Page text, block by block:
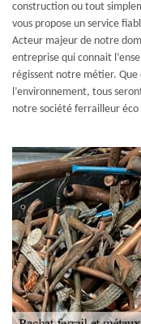
construction ou tout
vous propose un service
Acteur majeur de notre
entreprise qui connait
régissent notre métier.
l’environnement, tous
notre société ferrailleur éco